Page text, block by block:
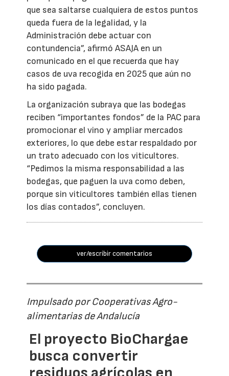
que sea saltarse cualquiera de estos puntos
queda fuera de la legalidad, y la
Administración debe actuar con
contundencia”, afirmó ASAJA en un
comunicado en el que recuerda que hay
casos de uva recogida en 2025 que aún no
ha sido pagada.
La organización subraya que las bodegas
reciben “importantes fondos” de la PAC para
promocionar el vino y ampliar mercados
exteriores, lo que debe estar respaldado por
un trato adecuado con los viticultores.
“Pedimos la misma responsabilidad a las
bodegas, que paguen la uva como deben,
porque sin viticultores también ellas tienen
los días contados”, concluyen.
ver/escribir comentarios
Impulsado por Cooperativas Agro-
alimentarias de Andalucía
El proyecto BioChargae
busca convertir